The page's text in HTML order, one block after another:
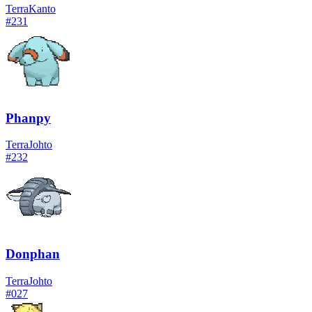
TerraKanto
#231
Phanpy
TerraJohto
#232
Donphan
TerraJohto
#027